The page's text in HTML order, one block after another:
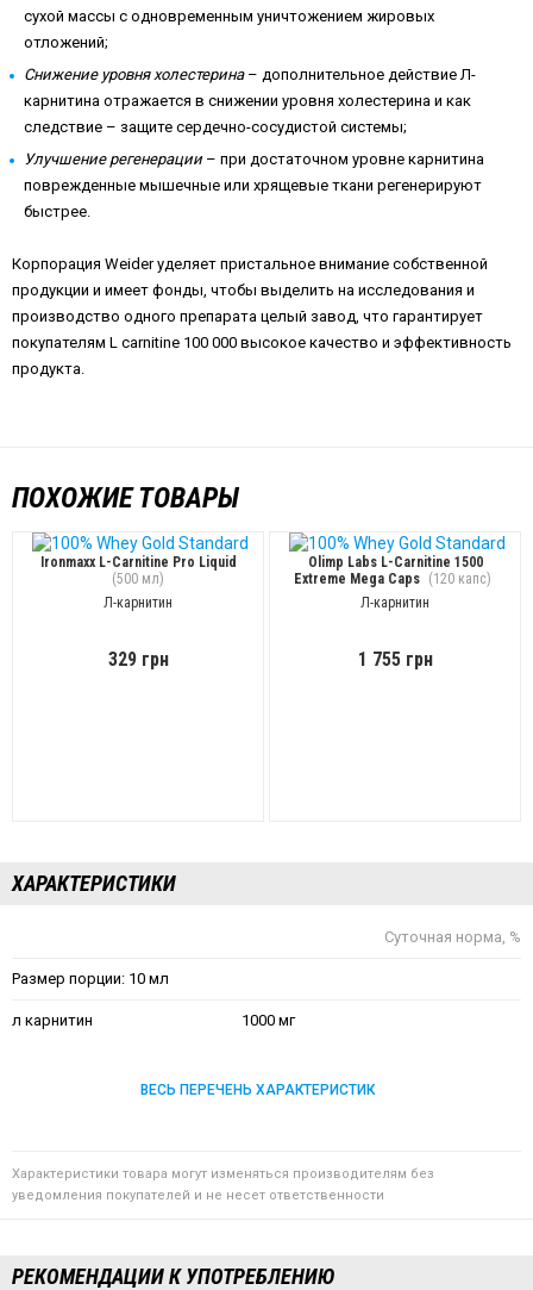
сухой массы с одновременным уничтожением жировых
отложений;
Снижение уровня холестерина– дополнительное действие Л-
карнитина отражается в снижении уровня холестерина и как
следствие – защите сердечно-сосудистой системы;
Улучшение регенерации– при достаточном уровне карнитина
поврежденные мышечные или хрящевые ткани регенерируют
быстрее.
Корпорация Weider уделяет пристальное внимание собственной
продукции и имеет фонды, чтобы выделить на исследования и
производство одного препарата целый завод, что гарантирует
покупателям L carnitine 100 000 высокое качество и эффективность
продукта.
ПОХОЖИЕ ТОВАРЫ
Ironmaxx L-Carnitine Pro Liquid
(500 мл)
Л-карнитин
329 грн
Olimp Labs L-Carnitine 1500
Extreme Mega Caps (120 капс)
Л-карнитин
1 755 грн
ХАРАКТЕРИСТИКИ
Суточная норма, %
Размер порции: 10 мл
л карнитин 1000 мг
ВЕСЬ ПЕРЕЧЕНЬ ХАРАКТЕРИСТИК
Характеристики товара могут изменяться производителям без
уведомления покупателей и не несет ответственности
РЕКОМЕНДАЦИИ К УПОТРЕБЛЕНИЮ